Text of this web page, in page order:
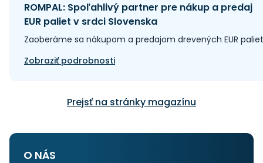
ROMPAL: Spoľahlivý partner pre nákup a predaj
EUR paliet v srdci Slovenska
Zaoberáme sa nákupom a predajom drevených EUR
Zobraziť podrobnosti
Prejsť na stránky magazínu
O NÁS